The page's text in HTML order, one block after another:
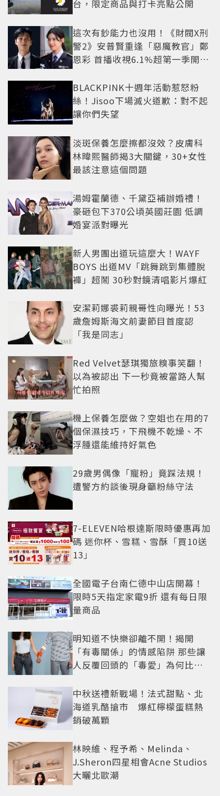
台，限定商品與打卡亮點公開
這次有鈔能力也沒用！《財閥X刑
警2》安普賢重逢「惡魔教官」鄭
恩彩 首播收視6.1%超第一季開紅
BLACKPINK十週年活動惹怒粉
絲！Jisoo下場滅火道歉：對不起
讓你們失望
淡斑保養怎麼擦都沒效？皮膚科
林暐熙醫師揭3大關鍵，30+女性
最該注意這個問題
湯姆霍蘭德、千黛亞補辦婚禮！
豪砸包下370公頃英國莊園 低調
婚宴派對曝光
新人男團出道玩這麼大！WAYF
BOYS 出道MV「跳舞跳到集體脫
褲」超鬧 30秒對鏡清唱影片爆紅
安潔莉娜裘莉親哥性向曝光！53
歲詹姆斯海文前妻節目首度認
「我是同志」
Red Velvet瑟琪獨旅糗事笑翻！
以為被認出 下一秒竟被當路人幫
忙拍照
機上保養怎麼做？空姐也在用的7
個保濕技巧，下飛機不乾燥、不
浮腫還能維持好氣色
29歲男偶像「寵粉」竟踩法規！
遭警方約談後現身籲粉絲守法
7-ELEVEN哈根達斯限時優惠再加
碼 迷你杯、雪糕、雪酥「買10送
13」
全國電子台南仁德中山店開幕！
限時5天指定家電9折 還有每日限
量商品
明知道不快樂卻離不開！揭開
「有毒關係」的情感陷阱 那些讓
人反覆回頭的「毒愛」為何比菸
中秋送禮新戰場！法式甜點、北
海道乳酪搶市 爆紅檸檬蛋糕熱
銷破萬顆
林映維、程予希、Melinda、
J.Sheron四星相會Acne Studios
大曬北歐潮